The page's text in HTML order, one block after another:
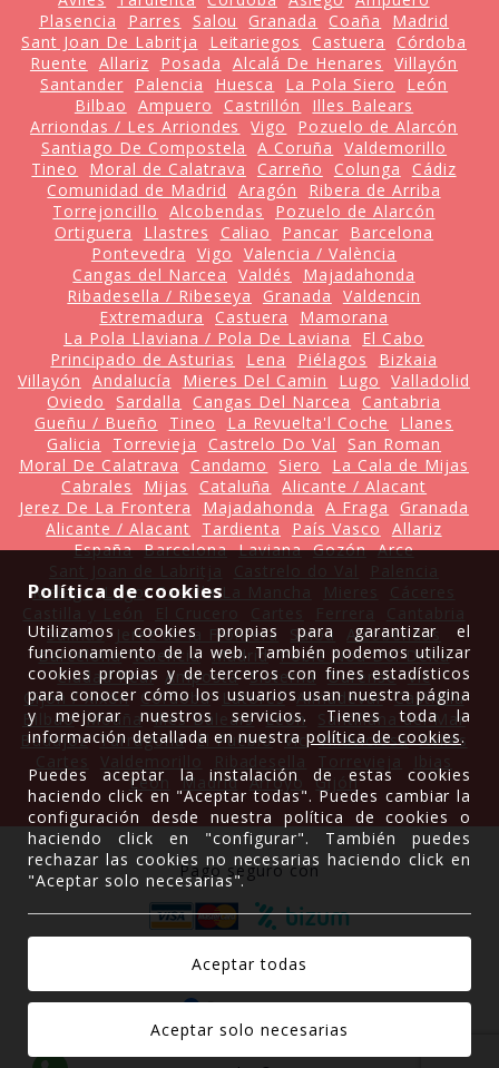
Plasencia
Parres Salou Granada Coaña
Madrid
Sant Joan De Labritja
Leitariegos Castuera
Córdoba
Ruente
Allariz Posada Alcalá De Henares
Villayón
Santander
Palencia Huesca La Pola Siero
León
Bilbao
Ampuero Castrillón
Illes Balears
Arriondas / Les Arriondes
Vigo
Pozuelo de Alarcón
Santiago De Compostela
A Coruña
Valdemorillo
Tineo
Moral de Calatrava Carreño Colunga
Cádiz
Comunidad de Madrid
Aragón
Ribera de Arriba
Torrejoncillo
Alcobendas
Pozuelo de Alarcón
Ortiguera
Llastres Caliao Pancar
Barcelona
Pontevedra
Vigo
Valencia / València
Cangas del Narcea
Valdés
Majadahonda
Ribadesella / Ribeseya
Granada
Valdencin
Extremadura
Castuera
Mamorana
La Pola Llaviana / Pola De Laviana
El Cabo
Principado de Asturias
Lena Piélagos
Bizkaia
Villayón
Andalucía Mieres Del Camin Lugo
Valladolid
Oviedo
Sardalla Cangas Del Narcea
Cantabria
Gueñu / Bueño
Tineo La Revuelta'l Coche
Llanes
Galicia
Torrevieja Castrelo Do Val
San Roman
Moral De Calatrava
Candamo Siero
La Cala de Mijas
Cabrales
Mijas Cataluña
Alicante / Alacant
Jerez De La Frontera
Majadahonda A Fraga
Granada
Alicante / Alacant
Tardienta País Vasco
Allariz
España Barcelona Laviana Gozón Arce
Málaga Lugo Castilla La Mancha
Salinas
Jerez de la Frontera Salou
Alcobendas
Barcelona Valencia Madrid Poble Nou Del Delta
Ciudad Real
Amposta Sisterna Ourense Vic
Gijón / Xixón
Córdoba Latores Almudévar Castiellu
Bilbao Moaña Illes Balears León
Santillana del Mar
Badajoz Tarragona El Pueblo Vic Villaviciosa Avilés
León
Madrid Arroyo Gijón
Pago seguro con
Gracias a
Política de cookies
Utilizamos cookies propias para garantizar el
funcionamiento de la web. También podemos utilizar
cookies propias y de terceros con fines estadísticos
para conocer cómo los usuarios usan nuestra página
y mejorar nuestros servicios. Tienes toda la
información detallada en nuestrapolítica de cookies.
Puedes aceptar la instalación de estas cookies
haciendo click en "Aceptar todas". Puedes cambiar la
configuración desde nuestra política de cookies o
haciendo click en "configurar". También puedes
rechazar las cookies no necesarias haciendo click en
"Aceptar solo necesarias".